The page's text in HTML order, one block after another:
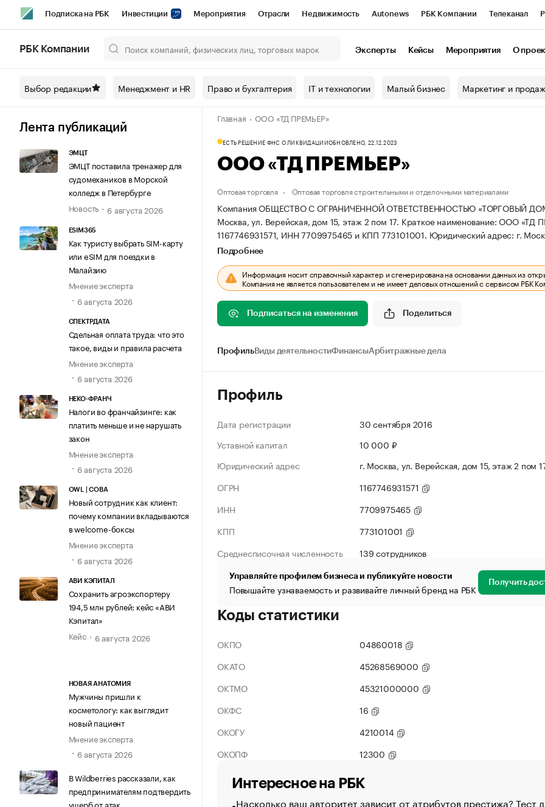
Подписка на РБК Инвестиции Мероприятия Отрасли Недвижимость Autonews РБК Компании Телеканал
Спецпроекты СПб Конференции СПб Спецпроекты Проверка контрагентов
Технологии и медиа Рынок наличной валюты
РБК Компании Эксперты Кейсы Мероприятия О
Выбор редакции Менеджмент и HR Право и бухгалтерия IT и технологии Малый бизнес Маркетинг и
Лента публикаций
ЭМЦТ
ЭМЦТ поставила тренажер для
судомехаников в Морской
колледж в Петербурге
Новость
6 августа 2026
ESIM365
Как туристу выбрать SIM-карту
или eSIM для поездки в
Малайзию
Мнение эксперта
6 августа 2026
СПЕКТРДАТА
Сдельная оплата труда: что это
такое, виды и правила расчета
Мнение эксперта
6 августа 2026
НЕКО-ФРАНЧ
Налоги во франчайзинге: как
платить меньше и не нарушать
закон
Мнение эксперта
6 августа 2026
OWL | СОВА
Новый сотрудник как клиент:
почему компании вкладываются
в welcome-боксы
Мнение эксперта
6 августа 2026
АВИ КЭПИТАЛ
Сохранить агроэкспортеру
194,5 млн рублей: кейс «АВИ
Кэпитал»
Кейс
6 августа 2026
НОВАЯ АНАТОМИЯ
Мужчины пришли к
косметологу: как выглядит
новый пациент
Мнение эксперта
6 августа 2026
В Wildberries рассказали, как
предпринимателям подтвердить
ущерб от атак
Главная ООО «ТД ПРЕМЬЕР»
ЕСТЬ РЕШЕНИЕ ФНС О ЛИКВИДАЦИИОБНОВЛЕНО, 22.12.2023
ООО «ТД ПРЕМЬЕР»
Оптовая торговля Оптовая торговля строительными и отделочными материалами
Компания ОБЩЕСТВО С ОГРАНИЧЕННОЙ ОТВЕТСТВЕННОСТЬЮ «ТОРГОВЫЙ ДОМ
Москва, ул. Верейская, дом 15, этаж 2 пом 17. Краткое наименование: ООО «ТД
1167746931571, ИНН 7709975465 и КПП 773101001. Юридический адрес: г.
Подробнее
Информация носит справочный характер и сгенерирована на основании данных из
Компания не является пользователем и не имеет деловых отношений с сервисом РБК
Подписаться на изменения Поделиться
ПрофильВиды деятельностиФинансыАрбитражные дела
Профиль
Дата регистрации
30 сентября 2016
Уставной капитал
10 000 ₽
Юридический адрес
г. Москва, ул. Верейская, дом 15, этаж 2 пом
ОГРН
1167746931571
ИНН
7709975465
КПП
773101001
Среднесписочная численность
139 сотрудников
Управляйте профилем бизнеса и публикуйте новости
Повышайте узнаваемость и развивайте личный бренд на РБК Получить
Коды статистики
ОКПО
04860018
ОКАТО
45268569000
ОКТМО
45321000000
ОКФС
16
ОКОГУ
4210014
ОКОПФ
12300
Интересное на РБК
Насколько ваш авторитет зависит от атрибутов престижа? Тест